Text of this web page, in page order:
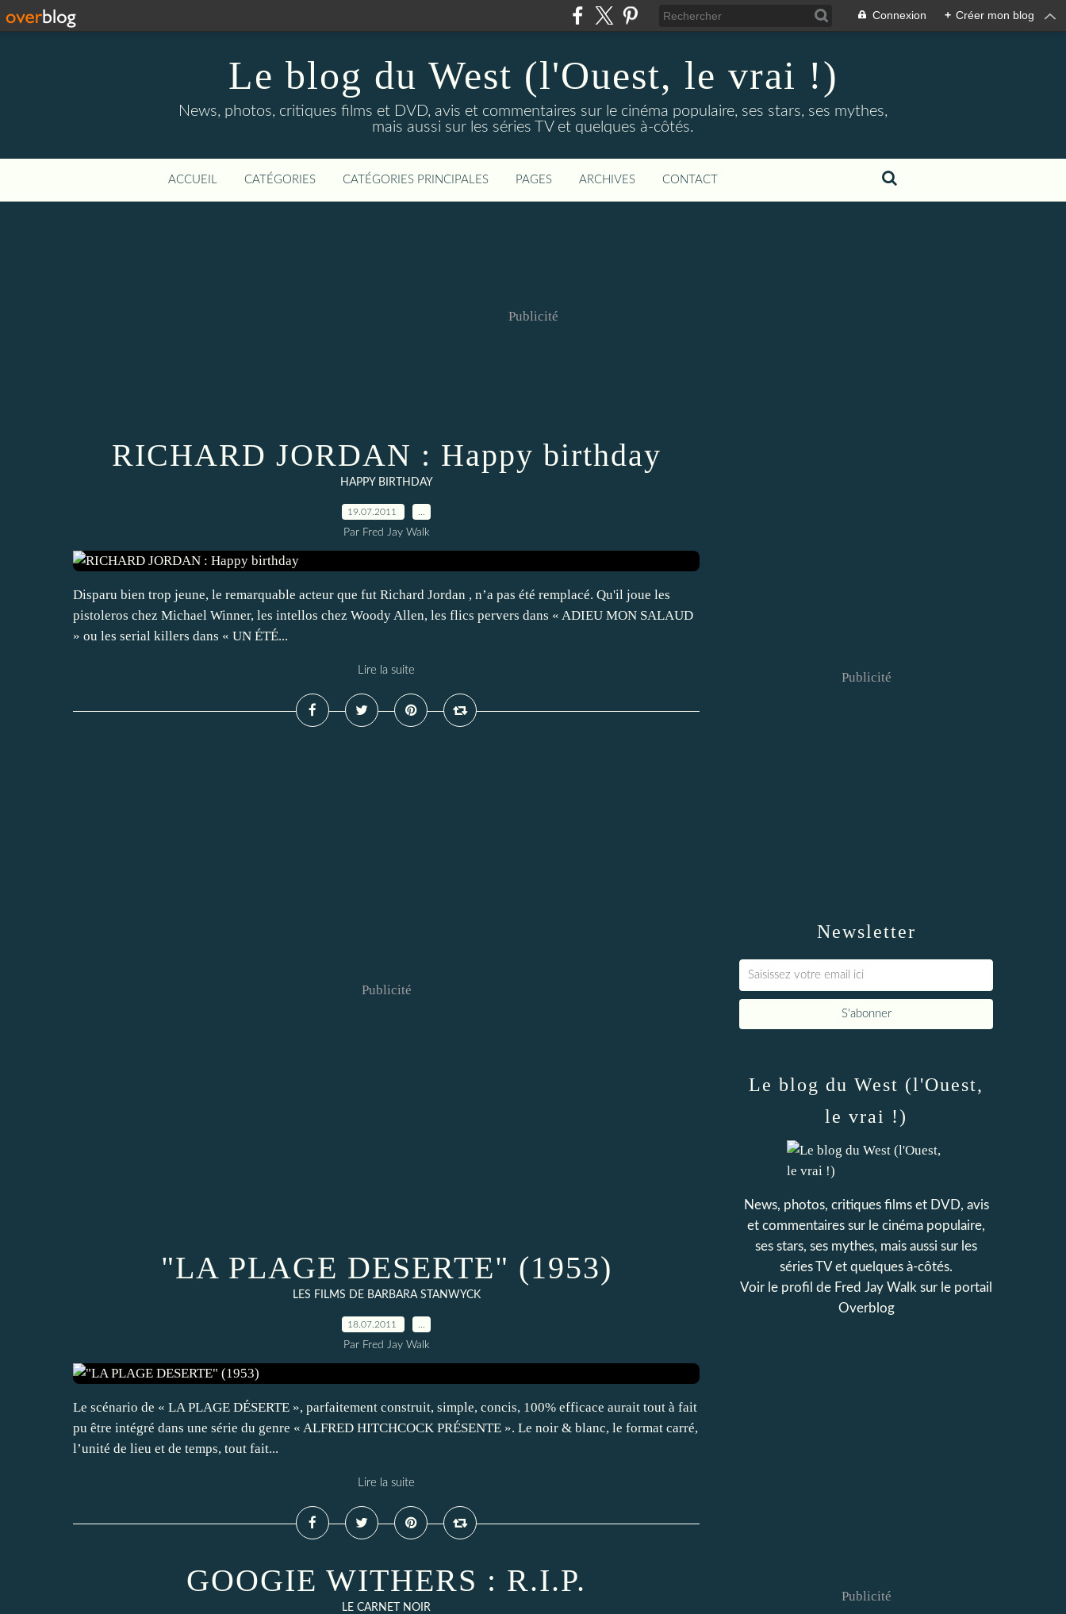
Connexion + Créer mon blog
Le blog du West (l'Ouest, le vrai !)
News, photos, critiques films et DVD, avis et commentaires sur le cinéma populaire, ses stars, ses mythes,
mais aussi sur les séries TV et quelques à-côtés.
ACCUEIL CATÉGORIES CATÉGORIES PRINCIPALES PAGES ARCHIVES CONTACT
Publicité
RICHARD JORDAN : Happy birthday
HAPPY BIRTHDAY
19.07.2011
Par Fred Jay Walk
Disparu bien trop jeune, le remarquable acteur que fut Richard Jordan , n’a pas été remplacé. Qu'il joue les
pistoleros chez Michael Winner, les intellos chez Woody Allen, les flics pervers dans « ADIEU MON SALAUD
» ou les serial killers dans « UN ÉTÉ...
Lire la suite
Publicité
"LA PLAGE DESERTE" (1953)
LES FILMS DE BARBARA STANWYCK
18.07.2011
Par Fred Jay Walk
Le scénario de « LA PLAGE DÉSERTE », parfaitement construit, simple, concis, 100% efficace aurait tout à fait
pu être intégré dans une série du genre « ALFRED HITCHCOCK PRÉSENTE ». Le noir & blanc, le format carré,
l’unité de lieu et de temps, tout fait...
Lire la suite
GOOGIE WITHERS : R.I.P.
LE CARNET NOIR
Newsletter
Publicité
Le blog du West (l'Ouest,
le vrai !)
News, photos, critiques films et DVD, avis
et commentaires sur le cinéma populaire,
ses stars, ses mythes, mais aussi sur les
séries TV et quelques à-côtés.
Voir le profil de Fred Jay Walk sur le portail
Overblog
Publicité